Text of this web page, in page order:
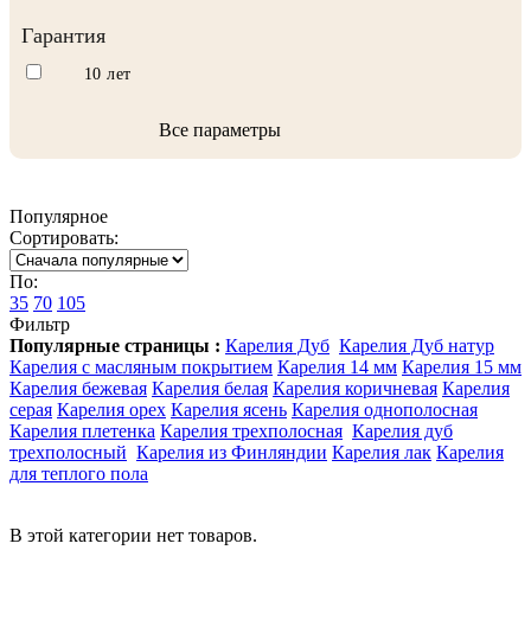
Гарантия
10 лет
Все параметры
Популярное
Сортировать:
По:
35 70 105
Фильтр
Популярные страницы : Карелия Дуб Карелия Дуб натур
Карелия с масляным покрытием Карелия 14 мм Карелия 15 мм
Карелия бежевая Карелия белая Карелия коричневая Карелия
серая Карелия орех Карелия ясень Карелия однополосная
Карелия плетенка Карелия трехполосная Карелия дуб
трехполосный Карелия из Финляндии Карелия лак Карелия
для теплого пола
В этой категории нет товаров.